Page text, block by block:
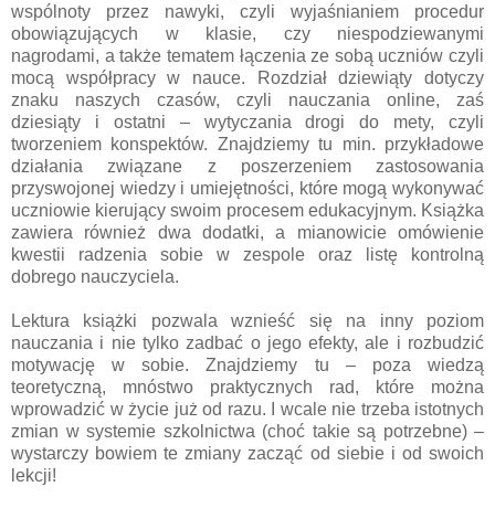
wspólnoty przez nawyki, czyli wyjaśnianiem procedur
obowiązujących w klasie, czy niespodziewanymi
nagrodami, a także tematem łączenia ze sobą uczniów czyli
mocą współpracy w nauce. Rozdział dziewiąty dotyczy
znaku naszych czasów, czyli nauczania online, zaś
dziesiąty i ostatni – wytyczania drogi do mety, czyli
tworzeniem konspektów. Znajdziemy tu min. przykładowe
działania związane z poszerzeniem zastosowania
przyswojonej wiedzy i umiejętności, które mogą wykonywać
uczniowie kierujący swoim procesem edukacyjnym. Książka
zawiera również dwa dodatki, a mianowicie omówienie
kwestii radzenia sobie w zespole oraz listę kontrolną
dobrego nauczyciela.
Lektura książki pozwala wznieść się na inny poziom
nauczania i nie tylko zadbać o jego efekty, ale i rozbudzić
motywację w sobie. Znajdziemy tu – poza wiedzą
teoretyczną, mnóstwo praktycznych rad, które można
wprowadzić w życie już od razu. I wcale nie trzeba istotnych
zmian w systemie szkolnictwa (choć takie są potrzebne) –
wystarczy bowiem te zmiany zacząć od siebie i od swoich
lekcji!